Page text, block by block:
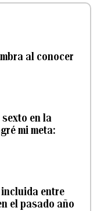
al conocer
en la
mi meta:
incluida entre
el pasado año